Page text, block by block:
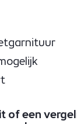
of een